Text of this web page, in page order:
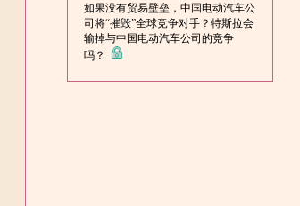
如果没有贸易壁垒，中国电动汽车公
司将“摧毁”全球竞争对手？特斯拉会
输掉与中国电动汽车公司的竞争
吗？